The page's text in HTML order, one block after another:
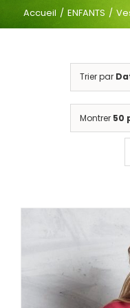
Accueil ENFANTS
Trier par
Montrer 50